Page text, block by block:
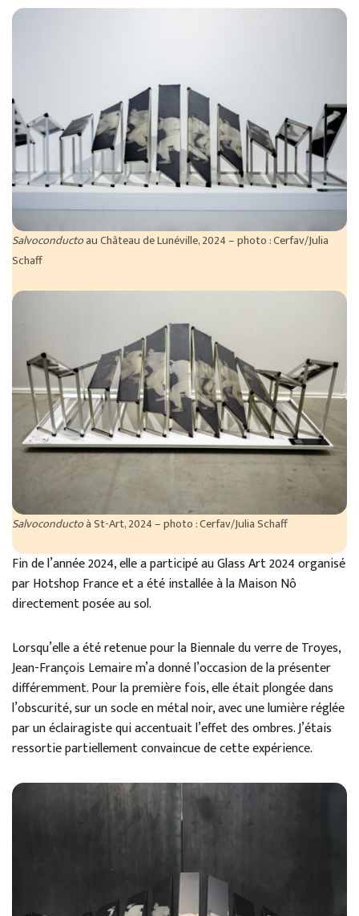
Salvoconductoau Château de Lunéville, 2024 – photo : Cerfav/Julia
Schaff
Salvoconductoà St-Art, 2024 – photo : Cerfav/Julia Schaff
Fin de l’année 2024, elle a participé au Glass Art 2024 organisé
par Hotshop France et a été installée à la Maison Nô
directement posée au sol.
Lorsqu’elle a été retenue pour la Biennale du verre de Troyes,
Jean-François Lemaire m’a donné l’occasion de la présenter
différemment. Pour la première fois, elle était plongée dans
l’obscurité, sur un socle en métal noir, avec une lumière réglée
par un éclairagiste qui accentuait l’effet des ombres. J’étais
ressortie partiellement convaincue de cette expérience.